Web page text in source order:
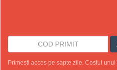
Primesti acces pe sapte zile. Costul